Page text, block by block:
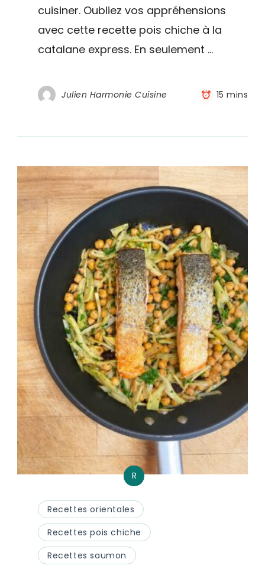
cuisiner. Oubliez vos appréhensions
avec cette recette pois chiche à la
catalane express. En seulement …
Julien Harmonie Cuisine 15 mins
R
Recettes orientales
Recettes pois chiche
Recettes saumon